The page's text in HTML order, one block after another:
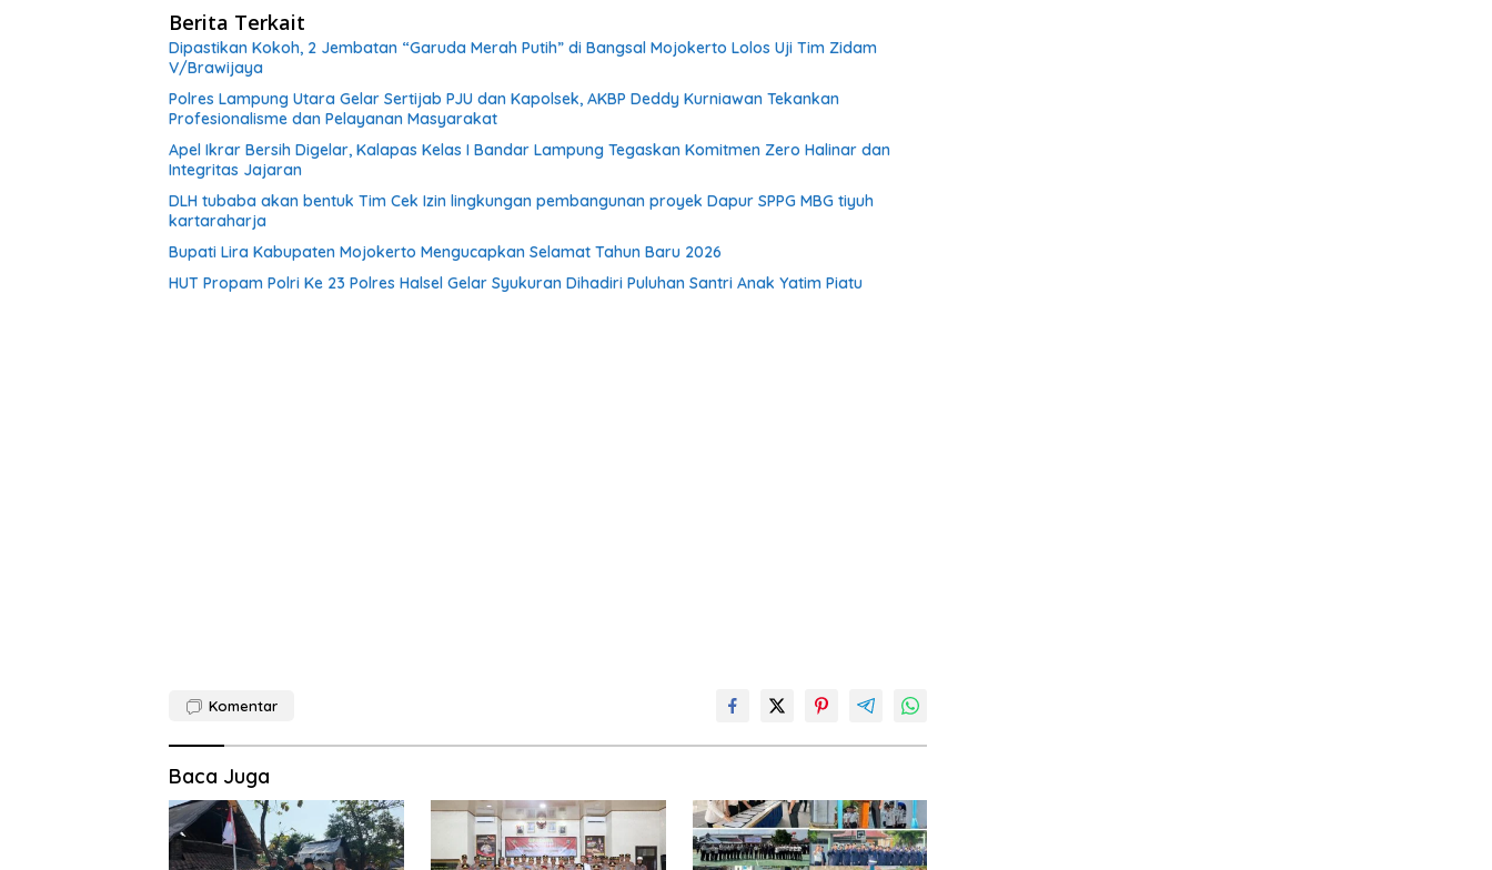
Berita Terkait
Dipastikan Kokoh, 2 Jembatan “Garuda Merah Putih” di Bangsal Mojokerto Lolos Uji Tim Zidam
V/Brawijaya
Polres Lampung Utara Gelar Sertijab PJU dan Kapolsek, AKBP Deddy Kurniawan Tekankan
Profesionalisme dan Pelayanan Masyarakat
Apel Ikrar Bersih Digelar, Kalapas Kelas I Bandar Lampung Tegaskan Komitmen Zero Halinar dan
Integritas Jajaran
DLH tubaba akan bentuk Tim Cek Izin lingkungan pembangunan proyek Dapur SPPG MBG tiyuh
kartaraharja
Bupati Lira Kabupaten Mojokerto Mengucapkan Selamat Tahun Baru 2026
HUT Propam Polri Ke 23 Polres Halsel Gelar Syukuran Dihadiri Puluhan Santri Anak Yatim Piatu
Komentar
Baca Juga